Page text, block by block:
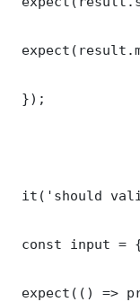
});
it('should
const input =
expect(() =>